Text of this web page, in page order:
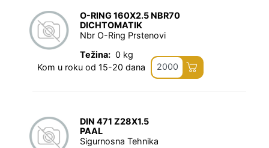
O-RING 160X2.5 NBR70
DICHTOMATIK
Nbr O-Ring Prstenovi
Težina: 0 kg
Kom u roku od 15-20 dana
2000
DIN 471 Z28X1.5
PAAL
Sigurnosna Tehnika